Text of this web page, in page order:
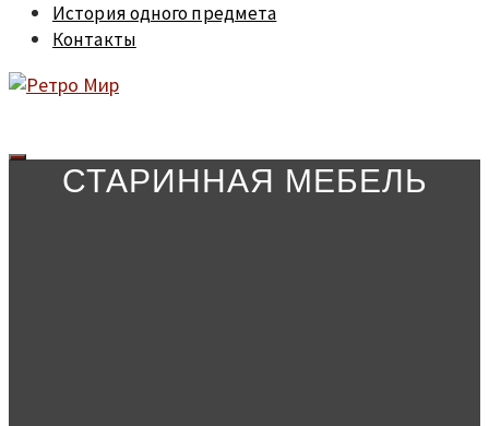
История одного предмета
Контакты
СТАРИННАЯ МЕБЕЛЬ